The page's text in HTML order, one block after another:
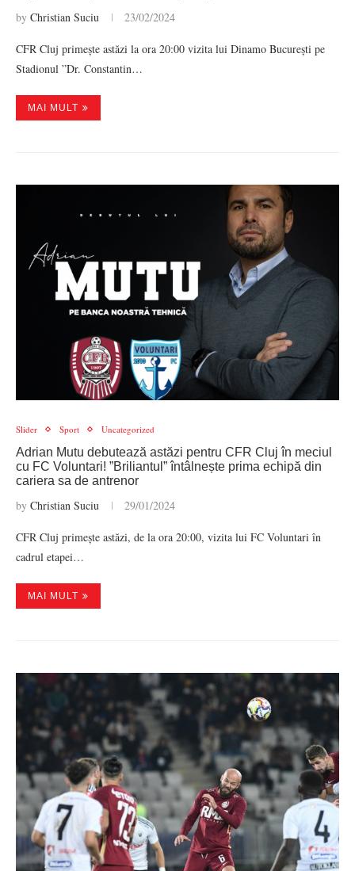
by Christian Suciu 23/02/2024
CFR Cluj primește astăzi la ora 20:00 vizita lui Dinamo București pe
Stadionul ”Dr. Constantin…
MAI MULT
Slider Sport Uncategorized
Adrian Mutu debutează astăzi pentru CFR Cluj în meciul
cu FC Voluntari! ”Briliantul” întâlnește prima echipă din
cariera sa de antrenor
by Christian Suciu 29/01/2024
CFR Cluj primește astăzi, de la ora 20:00, vizita lui FC Voluntari în
cadrul etapei…
MAI MULT